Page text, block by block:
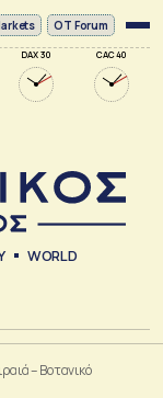
DAX 30 CAC 40
OT Forum
WORLD
– Βοτανικό